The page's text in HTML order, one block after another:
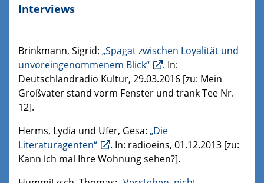
Interviews
Brinkmann, Sigrid: „Spagat zwischen Loyalität und
unvoreingenommenem Blick“
. In:
Deutschlandradio Kultur, 29.03.2016 [zu: Mein
Großvater stand vorm Fenster und trank Tee Nr.
12].
Herms, Lydia und Ufer, Gesa: „Die
Literaturagenten“
. In: radioeins, 01.12.2013 [zu:
Kann ich mal Ihre Wohnung sehen?].